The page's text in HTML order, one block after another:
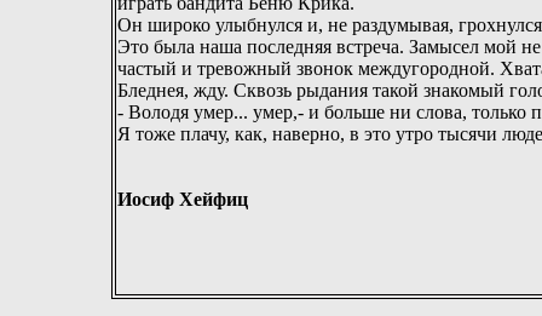
Он широко улыбнулся и, не раздумывая,
Это была наша последняя встреча. Замысел мой
частый и тревожный звонок междугородной.
Бледнея, жду. Сквозь рыдания такой знакомый
- Володя умер... умер,- и больше ни слова, только
Я тоже плачу, как, наверно, в это утро тысячи
Иосиф Хейфиц